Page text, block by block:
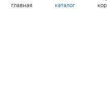
главная каталог